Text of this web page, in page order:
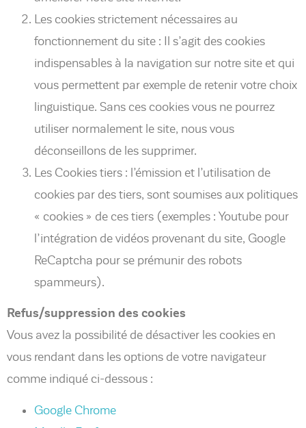
Les cookies strictement nécessaires au
fonctionnement du site : Il s’agit des cookies
indispensables à la navigation sur notre site et qui
vous permettent par exemple de retenir votre choix
linguistique. Sans ces cookies vous ne pourrez
utiliser normalement le site, nous vous
déconseillons de les supprimer.
Les Cookies tiers : l’émission et l’utilisation de
cookies par des tiers, sont soumises aux politiques
« cookies » de ces tiers (exemples : Youtube pour
l’intégration de vidéos provenant du site, Google
ReCaptcha pour se prémunir des robots
spammeurs).
Refus/suppression des cookies
Vous avez la possibilité de désactiver les cookies en
vous rendant dans les options de votre navigateur
comme indiqué ci-dessous :
Google Chrome